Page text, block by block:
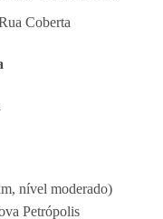
Coberta
nível moderado)
Petrópolis